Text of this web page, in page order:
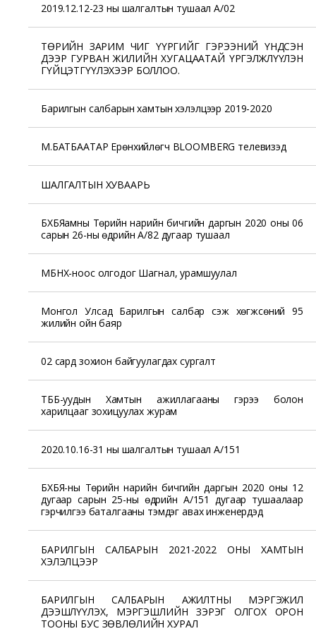
2019.12.12-23 ны шалгалтын тушаал А/02
ТӨРИЙН ЗАРИМ ЧИГ ҮҮРГИЙГ ГЭРЭЭНИЙ ҮНДСЭН
ДЭЭР ГУРВАН ЖИЛИЙН ХУГАЦААТАЙ ҮРГЭЛЖЛҮҮЛЭН
ГҮЙЦЭТГҮҮЛЭХЭЭР БОЛЛОО.
Барилгын салбарын хамтын хэлэлцээр 2019-2020
М.БАТБААТАР Ерөнхийлөгч BLOOMBERG телевизэд
ШАЛГАЛТЫН ХУВААРЬ
БХБЯамны Төрийн нарийн бичгийн даргын 2020 оны 06
сарын 26-ны өдрийн А/82 дугаар тушаал
МБНХ-ноос олгодог Шагнал, урамшуулал
Монгол Улсад Барилгын салбар үүсэж хөгжсөний 95
жилийн ойн баяр
02 сард зохион байгуулагдах сургалт
ТББ-уудын Хамтын ажиллагааны гэрээ болон
харилцааг зохицуулах журам
2020.10.16-31 ны шалгалтын тушаал А/151
БХБЯ-ны Төрийн нарийн бичгийн даргын 2020 оны 12
дугаар сарын 25-ны өдрийн А/151 дугаар тушаалаар
гэрчилгээ баталгааны тэмдэг авах инженерүүдэд
БАРИЛГЫН САЛБАРЫН 2021-2022 ОНЫ ХАМТЫН
ХЭЛЭЛЦЭЭР
БАРИЛГЫН САЛБАРЫН АЖИЛТНЫ МЭРГЭЖИЛ
ДЭЭШЛҮҮЛЭХ, МЭРГЭШЛИЙН ЗЭРЭГ ОЛГОХ ОРОН
ТООНЫ БУС ЗӨВЛӨЛИЙН ХУРАЛ